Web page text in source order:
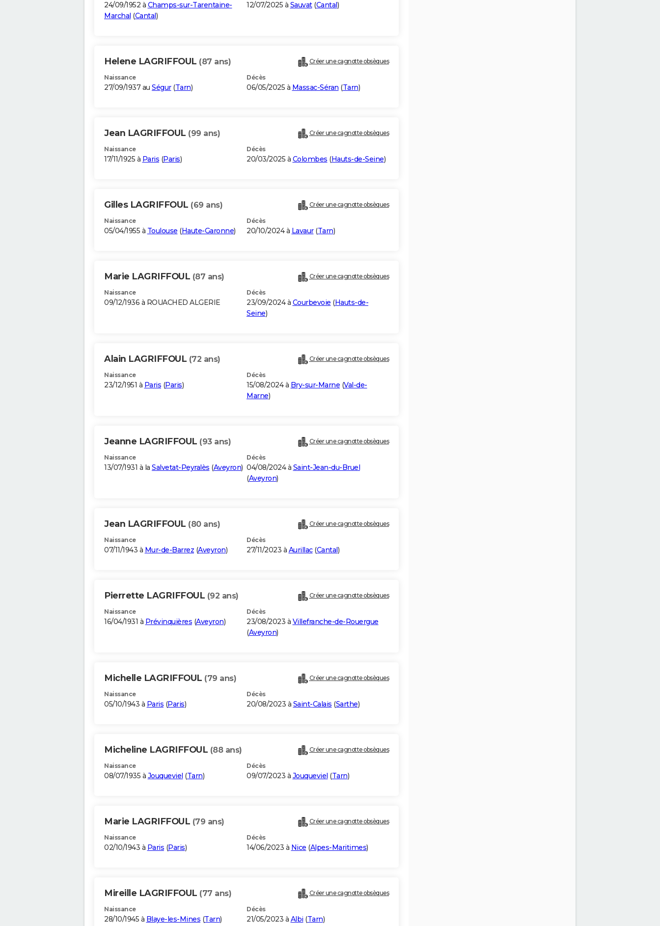
24/09/1952 à Champs-sur-Tarentaine-
Marchal (Cantal)
12/07/2025 à Sauvat(Cantal)
Helene LAGRIFFOUL (87 ans) Créer une cagnotte obsèques
Naissance
27/09/1937 au Ségur(Tarn)
Décès
06/05/2025 à Massac-Séran (Tarn)
Jean LAGRIFFOUL (99 ans) Créer une cagnotte obsèques
Naissance
17/11/1925 à Paris (Paris)
Décès
20/03/2025 à Colombes (Hauts-de-Seine)
Gilles LAGRIFFOUL (69 ans) Créer une cagnotte obsèques
Naissance
05/04/1955 à Toulouse (Haute-Garonne)
Décès
20/10/2024 à Lavaur(Tarn)
Marie LAGRIFFOUL (87 ans) Créer une cagnotte obsèques
Naissance
09/12/1936 à ROUACHED ALGERIE
Décès
23/09/2024 à Courbevoie (Hauts-de-
Seine)
Alain LAGRIFFOUL (72 ans) Créer une cagnotte obsèques
Naissance
23/12/1951 à Paris (Paris)
Décès
15/08/2024 à Bry-sur-Marne (Val-de-
Marne)
Jeanne LAGRIFFOUL (93 ans) Créer une cagnotte obsèques
Naissance
13/07/1931 à la Salvetat-Peyralès (Aveyron)
Décès
04/08/2024 à Saint-Jean-du-Bruel
(Aveyron)
Jean LAGRIFFOUL (80 ans) Créer une cagnotte obsèques
Naissance
07/11/1943 à Mur-de-Barrez (Aveyron)
Décès
27/11/2023 à Aurillac(Cantal)
Pierrette LAGRIFFOUL (92 ans) Créer une cagnotte obsèques
Naissance
16/04/1931 à Prévinquières (Aveyron)
Décès
23/08/2023 à Villefranche-de-Rouergue
(Aveyron)
Michelle LAGRIFFOUL (79 ans) Créer une cagnotte obsèques
Naissance
05/10/1943 à Paris (Paris)
Décès
20/08/2023 à Saint-Calais (Sarthe)
Micheline LAGRIFFOUL (88 ans) Créer une cagnotte obsèques
Naissance
08/07/1935 à Jouqueviel (Tarn)
Décès
09/07/2023 à Jouqueviel (Tarn)
Marie LAGRIFFOUL (79 ans) Créer une cagnotte obsèques
Naissance
02/10/1943 à Paris (Paris)
Décès
14/06/2023 à Nice (Alpes-Maritimes)
Mireille LAGRIFFOUL (77 ans) Créer une cagnotte obsèques
Naissance
28/10/1945 à Blaye-les-Mines (Tarn)
Décès
21/05/2023 à Albi (Tarn)